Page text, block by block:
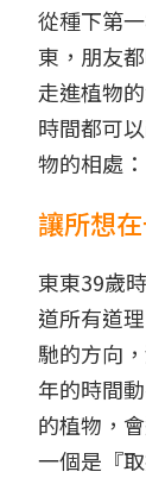
從種下第
東，朋友
走進植物
時間都可
物的相處
讓所想
東東39歲
道所有道
馳的方向
年的時間
的植物，
一個是『